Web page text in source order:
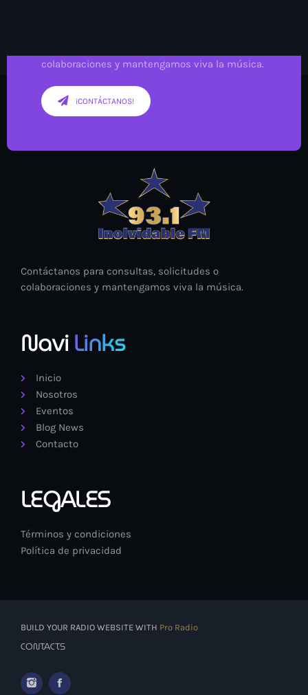
colaboraciones y mantengamos viva la música.
¡CONTÁCTANOS!
Contáctanos para consultas, solicitudes o
colaboraciones y mantengamos viva la música.
NaviLinks
Inicio
Nosotros
Eventos
Blog News
Contacto
LEGALES
Términos y condiciones
Política de privacidad
BUILD YOUR RADIO WEBSITE WITH Pro Radio
CONTACTS